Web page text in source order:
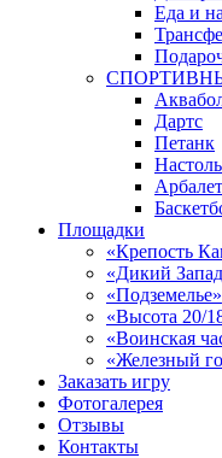
Еда и
Дартс
Петанк
Арбалет
Площадки
«Крепость
«Дикий
«Подземелье»
«Высота 20/
«Воинская
«Железный
Заказать игру
Фотогалерея
Отзывы
Контакты